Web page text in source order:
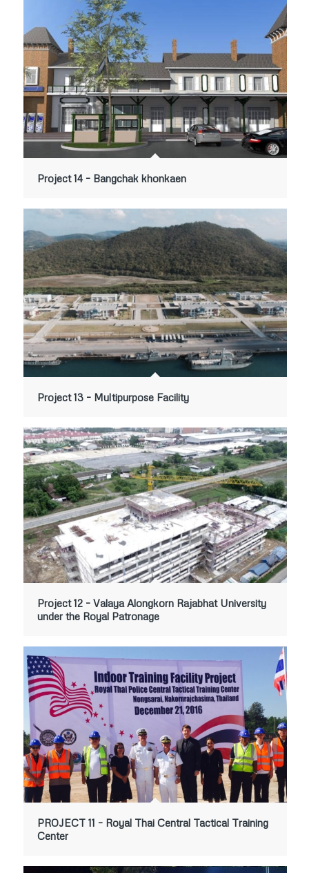
Project 14 – Bangchak khonkaen
Project 13 – Multipurpose Facility
Project 12 – Valaya Alongkorn Rajabhat University
under the Royal Patronage
PROJECT 11 – Royal Thai Central Tactical Training
Center